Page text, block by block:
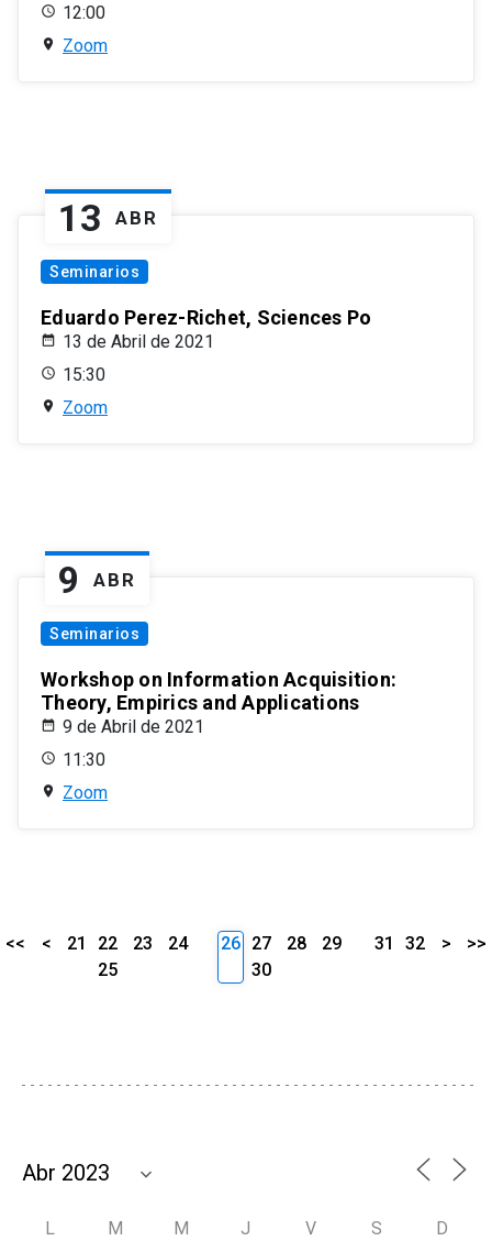
12:00
Zoom
13 ABR
Seminarios
Eduardo Perez-Richet, Sciences Po
13 de Abril de 2021
15:30
Zoom
9 ABR
Seminarios
Workshop on Information Acquisition:
Theory, Empirics and Applications
9 de Abril de 2021
11:30
Zoom
<< < 21 22 23
24
25
26 27 28
29
30
31 32 > >>
L M M J V S D